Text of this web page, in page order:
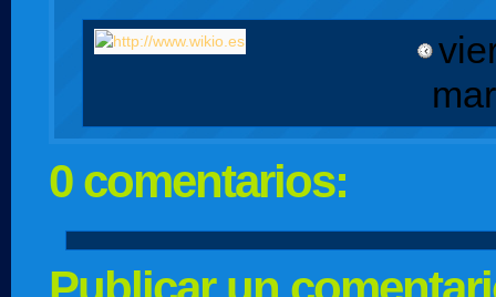
0 comentarios: